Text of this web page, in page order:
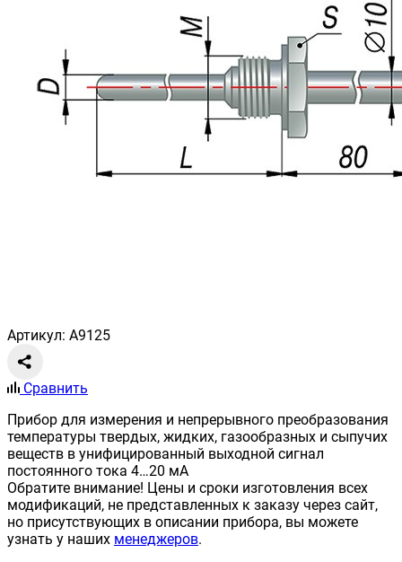
Артикул: A9125
Сравнить
Прибор для измерения и непрерывного преобразования
температуры твердых, жидких, газообразных и сыпучих
веществ в унифицированный выходной сигнал
постоянного тока 4…20 мА
Обратите внимание! Цены и сроки изготовления всех
модификаций, не представленных к заказу через сайт,
но присутствующих в описании прибора, вы можете
узнать у наших менеджеров.